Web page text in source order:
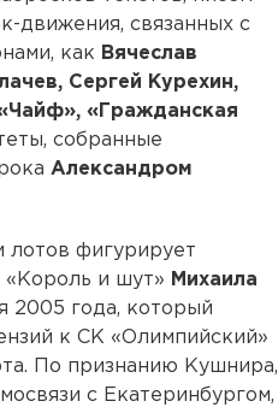
движения, связанных с
как Вячеслав
Сергей Курехин,
«Гражданская
собранные
Александром
лотов фигурирует
«Король и шут» Михаила
2005 года, который
к СК «Олимпийский»
По признанию Кушнира,
с Екатеринбургом,